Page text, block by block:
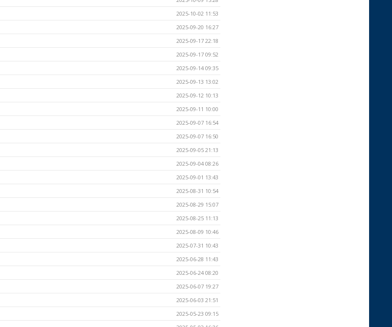
2025-10-02 11:53
2025-09-20 16:27
2025-09-17 22:18
2025-09-17 09:52
2025-09-14 09:35
2025-09-13 13:02
2025-09-12 10:13
2025-09-11 10:00
2025-09-07 16:54
2025-09-07 16:50
2025-09-05 21:13
2025-09-04 08:26
2025-09-01 13:43
2025-08-31 10:54
2025-08-29 15:07
2025-08-25 11:13
2025-08-09 10:46
2025-07-31 10:43
2025-06-28 11:43
2025-06-24 08:20
2025-06-07 19:27
2025-06-03 21:51
2025-05-23 09:15